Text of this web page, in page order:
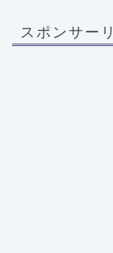
スポンサー